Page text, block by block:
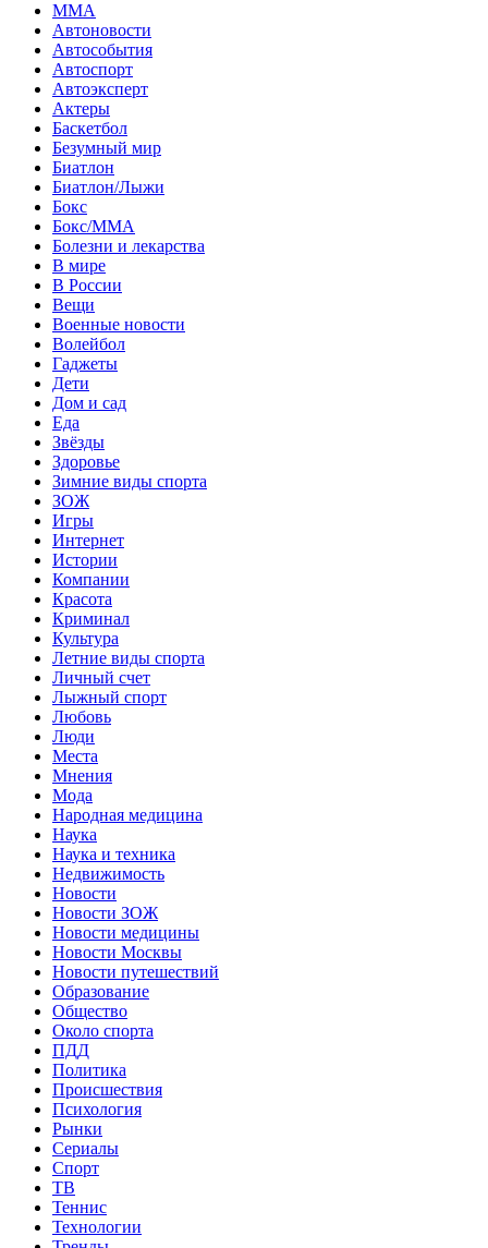
MMA
Автоновости
Автособытия
Автоспорт
Автоэксперт
Актеры
Баскетбол
Безумный мир
Биатлон
Биатлон/Лыжи
Бокс
Бокс/MMA
Болезни и лекарства
В мире
В России
Вещи
Военные новости
Волейбол
Гаджеты
Дети
Дом и сад
Еда
Звёзды
Здоровье
Зимние виды спорта
ЗОЖ
Игры
Интернет
Истории
Компании
Красота
Криминал
Культура
Летние виды спорта
Личный счет
Лыжный спорт
Любовь
Люди
Места
Мнения
Мода
Народная медицина
Наука
Наука и техника
Недвижимость
Новости
Новости ЗОЖ
Новости медицины
Новости Москвы
Новости путешествий
Образование
Общество
Около спорта
ПДД
Политика
Происшествия
Психология
Рынки
Сериалы
Спорт
ТВ
Теннис
Технологии